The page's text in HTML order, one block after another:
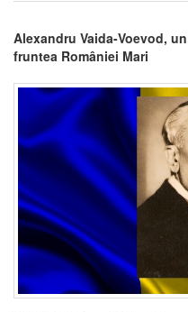
Alexandru Vaida-Voevod,
fruntea României Mari